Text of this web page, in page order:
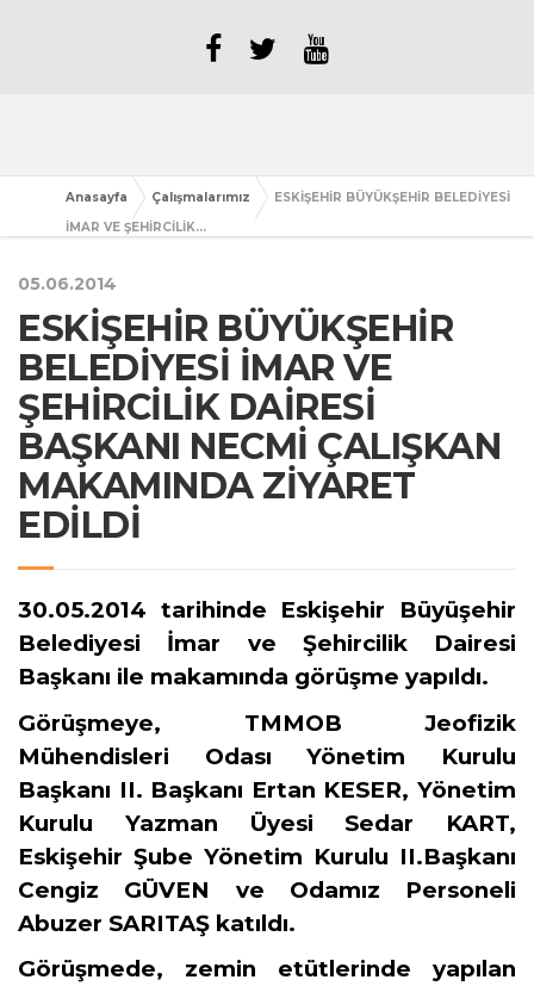
Anasayfa Çalışmalarımız
ESKİŞEHİR BÜYÜKŞEHİR BELEDİYESİ
İMAR VE ŞEHİRCİLİK...
05.06.2014
ESKİŞEHİR BÜYÜKŞEHİR
BELEDİYESİ İMAR VE
ŞEHİRCİLİK DAİRESİ
BAŞKANI NECMİ ÇALIŞKAN
MAKAMINDA ZİYARET
EDİLDİ
30.05.2014 tarihinde Eskişehir Büyüşehir
Belediyesi İmar ve Şehircilik Dairesi
Başkanı ile makamında görüşme yapıldı.
Görüşmeye, TMMOB Jeofizik
Mühendisleri Odası Yönetim Kurulu
Başkanı II. Başkanı Ertan KESER, Yönetim
Kurulu Yazman Üyesi Sedar KART,
Eskişehir Şube Yönetim Kurulu II.Başkanı
Cengiz GÜVEN ve Odamız Personeli
Abuzer SARITAŞ katıldı.
Görüşmede, zemin etütlerinde yapılan